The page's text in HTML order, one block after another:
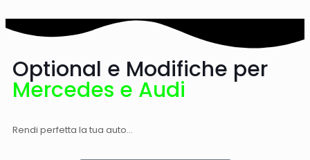
Optional e Modifiche per
Mercedes e Audi
Rendi perfetta la tua auto…